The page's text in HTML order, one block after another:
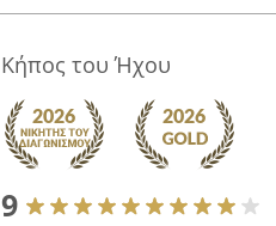
Κήπος του Ήχου
9